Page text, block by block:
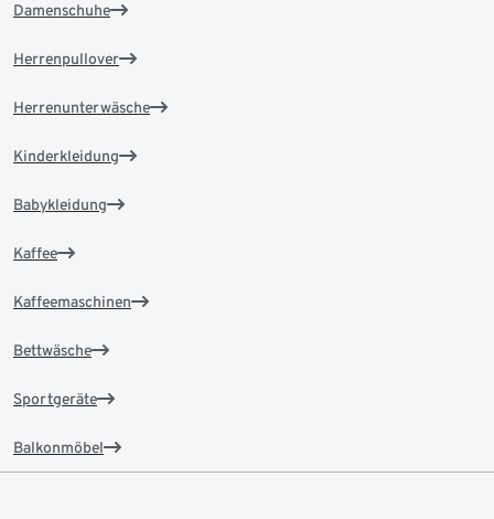
Damenschuhe
Herrenpullover
Herrenunterwäsche
Kinderkleidung
Babykleidung
Kaffee
Kaffeemaschinen
Bettwäsche
Sportgeräte
Balkonmöbel